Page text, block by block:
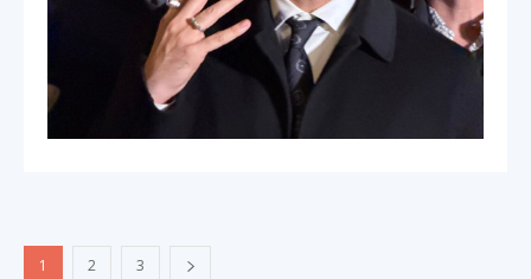
1 2 3